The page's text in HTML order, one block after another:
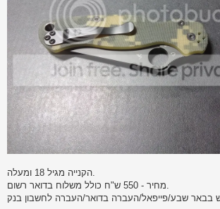
הקנייה מגיל 18 ומעלה.
מחיר - 550 ש"ח כולל משלוח בדואר רשום.